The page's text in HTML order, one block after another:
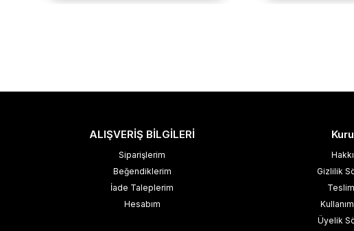
ALIŞVERİŞ BİLGİLERİ
Siparişlerim
Beğendiklerim
İade Taleplerim
Hesabım
Gizlilik
Üyelik